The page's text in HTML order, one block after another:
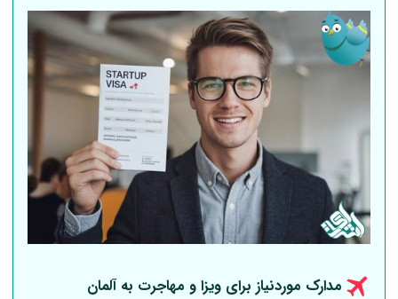
مدارک موردنیاز برای ویزا و مهاجرت بهآلمان